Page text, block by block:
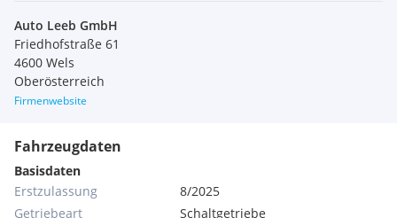
Auto Leeb GmbH
Friedhofstraße 61
4600 Wels
Oberösterreich
Firmenwebsite
Fahrzeugdaten
Basisdaten
Erstzulassung
8/2025
Getriebeart
Schaltgetriebe